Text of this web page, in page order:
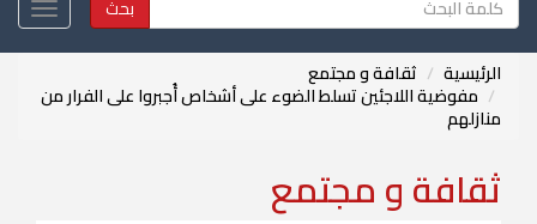
بحث
الرئيسية ثقافة و مجتمع
مفوضية اللاجئين تسلط الضوء على أشخاص أُجبروا على الفرار من
منازلهم
ثقافة و مجتمع